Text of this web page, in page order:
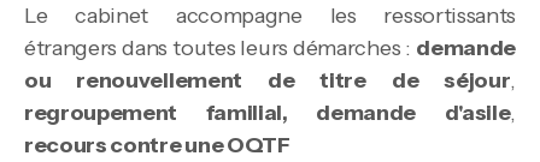
Le cabinet accompagne les ressortissants
étrangers dans toutes leurs démarches : demande
ou renouvellement de titre de séjour,
regroupement familial, demande d'asile,
recours contre une OQTF